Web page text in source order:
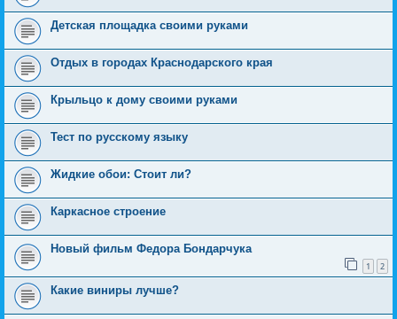
Детская площадка своими руками
Отдых в городах Краснодарского края
Крыльцо к дому своими руками
Тест по русскому языку
Жидкие обои: Стоит ли?
Каркасное строение
Новый фильм Федора Бондарчука
1 2
Какие виниры лучше?